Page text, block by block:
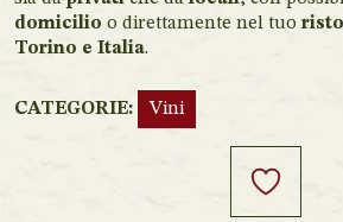
domicilio o direttamente nel tuo
Torino e Italia.
CATEGORIE: Vini